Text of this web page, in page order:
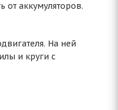
от аккумуляторов.
На ней
и круги с